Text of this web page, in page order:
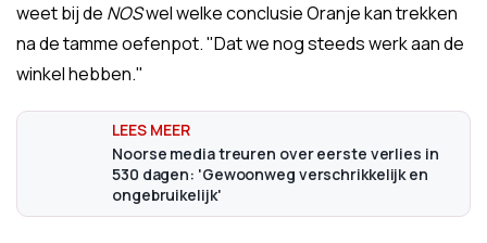
weet bij de NOSwel welke conclusie Oranje kan trekken
na de tamme oefenpot. "Dat we nog steeds werk aan de
winkel hebben."
Noorse media treuren over eerste verlies in
530 dagen: 'Gewoonweg verschrikkelijk en
ongebruikelijk'